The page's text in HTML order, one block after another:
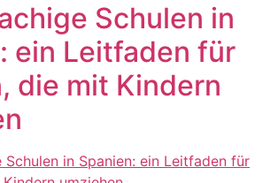
Schulen in
ein Leitfaden für
die mit Kindern